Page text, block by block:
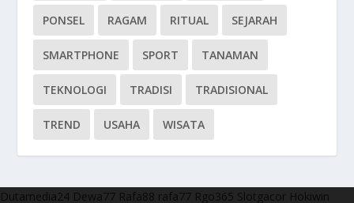
PONSEL RAGAM RITUAL SEJARAH
SMARTPHONE SPORT TANAMAN
TEKNOLOGI TRADISI TRADISIONAL
TREND USAHA WISATA
Dutamedia24 Dewa77 Rafa88 rafa77 Rgo365 Slotgacor Hokiwin